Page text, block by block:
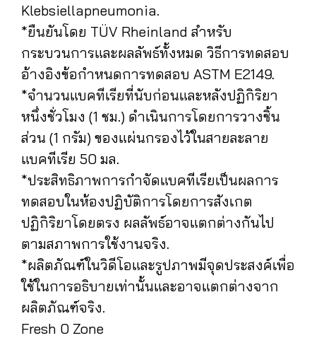
Klebsiellapneumonia.
*ยืนยันโดย TÜV Rheinland สำหรับ
กระบวนการและผลลัพธ์ทั้งหมด วิธีการทดสอบ
อ้างอิงข้อกำหนดการทดสอบ ASTM E2149.
*จำนวนแบคทีเรียที่นับก่อนและหลังปฏิกิริยา
หนึ่งชั่วโมง (1 ชม.) ดำเนินการโดยการวางชิ้น
ส่วน (1 กรัม) ของแผ่นกรองไว้ในสายละลาย
แบคทีเรีย 50 มล.
*ประสิทธิภาพการกำจัดแบคทีเรียเป็นผลการ
ทดสอบในห้องปฏิบัติการโดยการสังเกต
ปฏิกิริยาโดยตรง ผลลัพธ์อาจแตกต่างกันไป
ตามสภาพการใช้งานจริง.
*ผลิตภัณฑ์ในวิดีโอและรูปภาพมีจุดประสงค์เพื่อ
ใช้ในการอธิบายเท่านั้นและอาจแตกต่างจาก
ผลิตภัณฑ์จริง.
Fresh 0 Zone